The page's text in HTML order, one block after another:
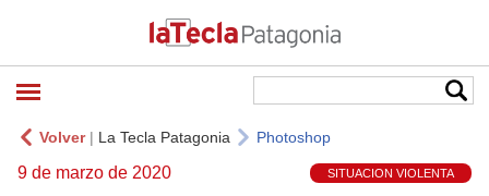
Volver| La Tecla Patagonia Photoshop
9 de marzo de 2020 SITUACION VIOLENTA